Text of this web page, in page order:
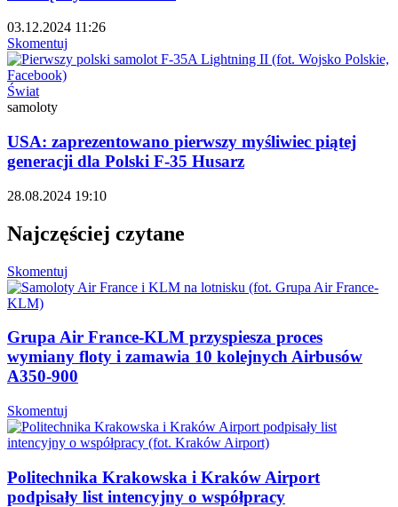
03.12.2024 11:26
Skomentuj
Świat
samoloty
USA: zaprezentowano pierwszy myśliwiec piątej
generacji dla Polski F-35 Husarz
28.08.2024 19:10
Najczęściej czytane
Skomentuj
Grupa Air France-KLM przyspiesza proces
wymiany floty i zamawia 10 kolejnych Airbusów
A350-900
Skomentuj
Politechnika Krakowska i Kraków Airport
podpisały list intencyjny o współpracy